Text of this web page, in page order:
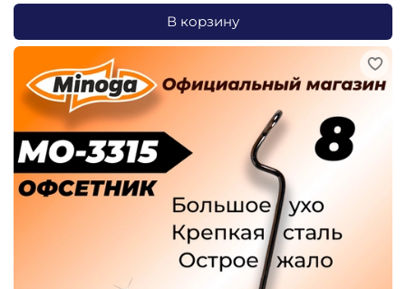
В корзину